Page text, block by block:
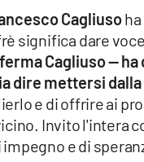
Cagliuso
significa dare
Cagliuso —
dire mettersi
e di offrire ai
Invito l'intera
e di